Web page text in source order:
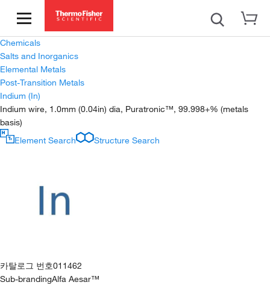
Chemicals
Salts and Inorganics
Elemental Metals
Post-Transition Metals
Indium (In)
Indium wire, 1.0mm (0.04in) dia, Puratronic™, 99.998+% (metals
basis)
Element Search
Structure Search
카탈로그 번호011462
Sub-brandingAlfa Aesar™